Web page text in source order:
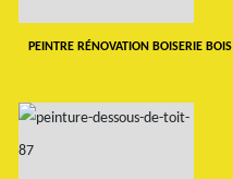
PEINTRE RÉNOVATION BOISERIE BOIS